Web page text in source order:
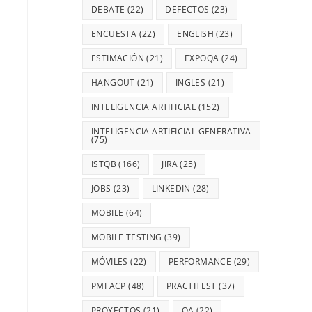
DEBATE (22) DEFECTOS (23)
ENCUESTA (22) ENGLISH (23)
ESTIMACIÓN (21) EXPOQA (24)
HANGOUT (21) INGLES (21)
INTELIGENCIA ARTIFICIAL (152)
INTELIGENCIA ARTIFICIAL GENERATIVA
(75)
ISTQB (166) JIRA(25)
JOBS (23) LINKEDIN (28)
MOBILE (64)
MOBILE TESTING (39)
MÓVILES (22) PERFORMANCE (29)
PMI ACP (48) PRACTITEST (37)